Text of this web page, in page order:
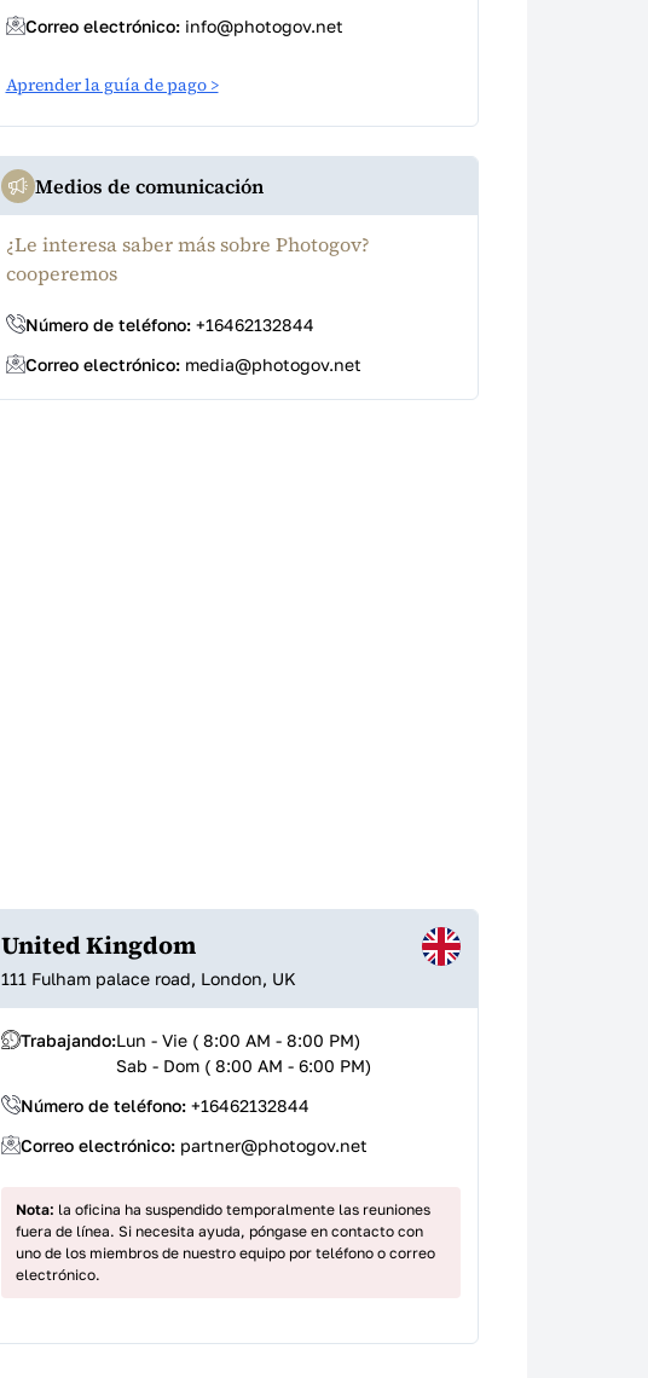
Correo electrónico: info@photogov.net
Aprender la guía de pago >
Medios de comunicación
¿Le interesa saber más sobre Photogov?
cooperemos
Número de teléfono: +16462132844
Correo electrónico: media@photogov.net
United Kingdom
111 Fulham palace road, London, UK
Trabajando:Lun - Vie ( 8:00 AM - 8:00 PM)
Sab - Dom ( 8:00 AM - 6:00 PM)
Número de teléfono: +16462132844
Correo electrónico: partner@photogov.net
Nota: la oficina ha suspendido temporalmente las reuniones
fuera de línea. Si necesita ayuda, póngase en contacto con
uno de los miembros de nuestro equipo por teléfono o correo
electrónico.